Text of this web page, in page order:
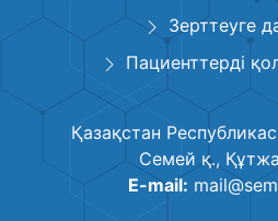
Зерттеуге
Пациенттерді
Қазақстан
Семей қ.,
E-mail: